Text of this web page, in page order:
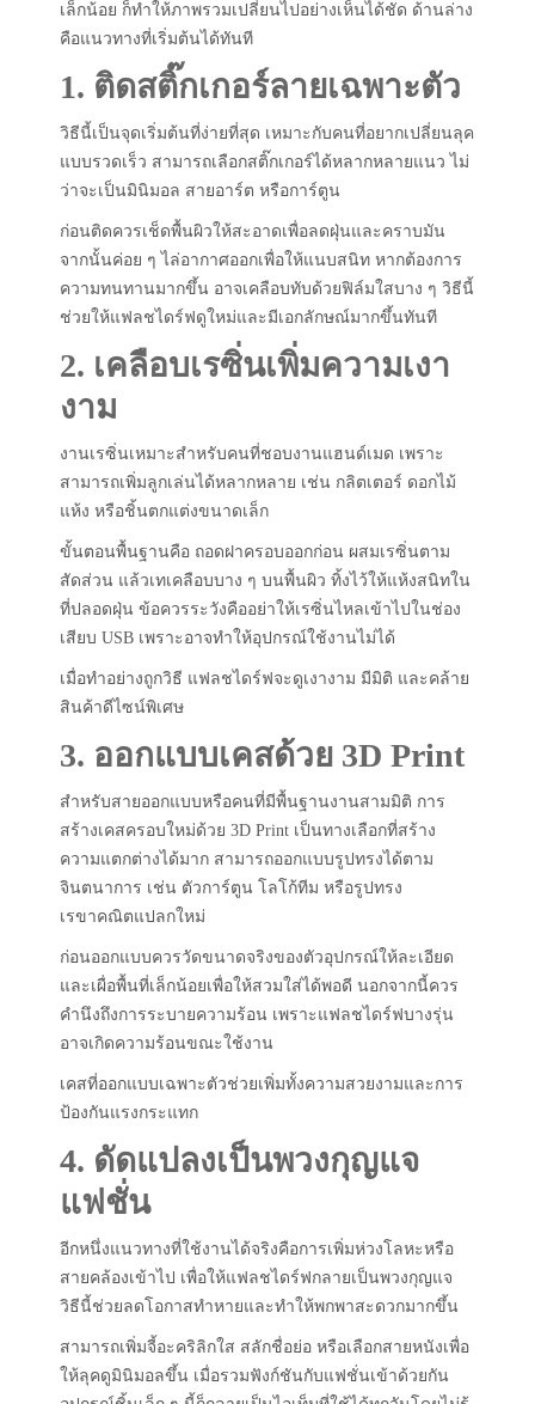
เล็กน้อย ก็ทำให้ภาพรวมเปลี่ยนไปอย่างเห็นได้ชัด ด้านล่าง
คือแนวทางที่เริ่มต้นได้ทันที
1. ติดสติ๊กเกอร์ลายเฉพาะตัว
วิธีนี้เป็นจุดเริ่มต้นที่ง่ายที่สุด เหมาะกับคนที่อยากเปลี่ยนลุค
แบบรวดเร็ว สามารถเลือกสติ๊กเกอร์ได้หลากหลายแนว ไม่
ว่าจะเป็นมินิมอล สายอาร์ต หรือการ์ตูน
ก่อนติดควรเช็ดพื้นผิวให้สะอาดเพื่อลดฝุ่นและคราบมัน
จากนั้นค่อย ๆ ไล่อากาศออกเพื่อให้แนบสนิท หากต้องการ
ความทนทานมากขึ้น อาจเคลือบทับด้วยฟิล์มใสบาง ๆ วิธีนี้
ช่วยให้แฟลชไดร์ฟดูใหม่และมีเอกลักษณ์มากขึ้นทันที
2. เคลือบเรซิ่นเพิ่มความเงา
งาม
งานเรซิ่นเหมาะสำหรับคนที่ชอบงานแฮนด์เมด เพราะ
สามารถเพิ่มลูกเล่นได้หลากหลาย เช่น กลิตเตอร์ ดอกไม้
แห้ง หรือชิ้นตกแต่งขนาดเล็ก
ขั้นตอนพื้นฐานคือ ถอดฝาครอบออกก่อน ผสมเรซิ่นตาม
สัดส่วน แล้วเทเคลือบบาง ๆ บนพื้นผิว ทิ้งไว้ให้แห้งสนิทใน
ที่ปลอดฝุ่น ข้อควรระวังคืออย่าให้เรซิ่นไหลเข้าไปในช่อง
เสียบ USB เพราะอาจทำให้อุปกรณ์ใช้งานไม่ได้
เมื่อทำอย่างถูกวิธี แฟลชไดร์ฟจะดูเงางาม มีมิติ และคล้าย
สินค้าดีไซน์พิเศษ
3. ออกแบบเคสด้วย 3D Print
สำหรับสายออกแบบหรือคนที่มีพื้นฐานงานสามมิติ การ
สร้างเคสครอบใหม่ด้วย 3D Print เป็นทางเลือกที่สร้าง
ความแตกต่างได้มาก สามารถออกแบบรูปทรงได้ตาม
จินตนาการ เช่น ตัวการ์ตูน โลโก้ทีม หรือรูปทรง
เรขาคณิตแปลกใหม่
ก่อนออกแบบควรวัดขนาดจริงของตัวอุปกรณ์ให้ละเอียด
และเผื่อพื้นที่เล็กน้อยเพื่อให้สวมใส่ได้พอดี นอกจากนี้ควร
คำนึงถึงการระบายความร้อน เพราะแฟลชไดร์ฟบางรุ่น
อาจเกิดความร้อนขณะใช้งาน
เคสที่ออกแบบเฉพาะตัวช่วยเพิ่มทั้งความสวยงามและการ
ป้องกันแรงกระแทก
4. ดัดแปลงเป็นพวงกุญแจ
แฟชั่น
อีกหนึ่งแนวทางที่ใช้งานได้จริงคือการเพิ่มห่วงโลหะหรือ
สายคล้องเข้าไป เพื่อให้แฟลชไดร์ฟกลายเป็นพวงกุญแจ
วิธีนี้ช่วยลดโอกาสทำหายและทำให้พกพาสะดวกมากขึ้น
สามารถเพิ่มจี้อะคริลิกใส สลักชื่อย่อ หรือเลือกสายหนังเพื่อ
ให้ลุคดูมินิมอลขึ้น เมื่อรวมฟังก์ชันกับแฟชั่นเข้าด้วยกัน